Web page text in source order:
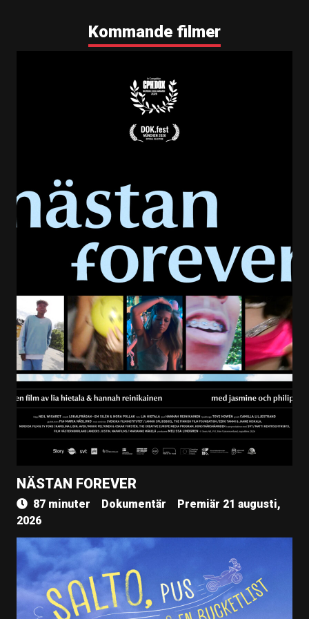
Kommande filmer
NÄSTAN FOREVER
87 minuter Dokumentär
Premiär 21 augusti,
2026